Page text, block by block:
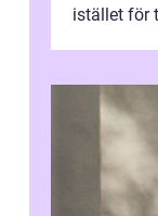
istället för